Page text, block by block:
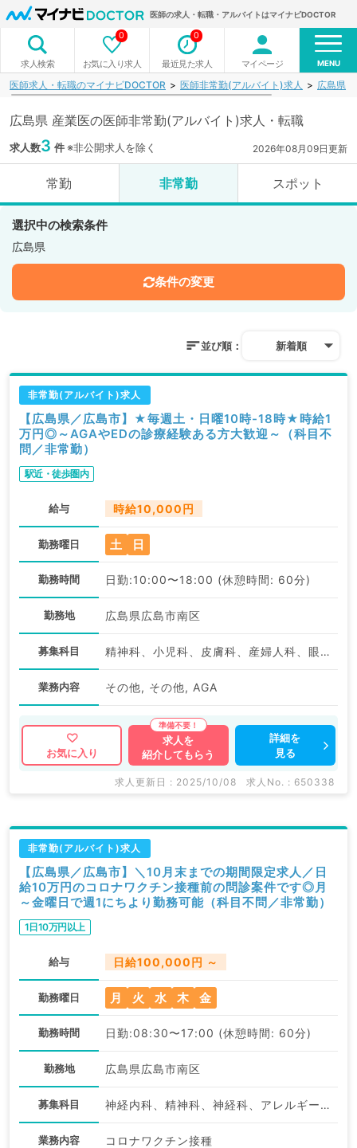
医師の求人・転職・アルバイトはマイナビDOCTOR
求人検索 お気に入り求人
0
最近見た求人
0
マイページ MENU
医師求人・転職のマイナビDOCTOR 医師非常勤(アルバイト)求人 広島県
広島県 産業医の医師非常勤(アルバイト)求人・転職
求人数3 件※非公開求人を除く 2026年08月09日更新
常勤 非常勤 スポット
選択中の検索条件
広島県
条件の変更
並び順： 新着順
非常勤(アルバイト)求人
【広島県／広島市】★毎週土・日曜10時-18時★時給1
万円◎～AGAやEDの診療経験ある方大歓迎～（科目不
問／非常勤）
駅近・徒歩圏内
給与 時給10,000円
勤務曜日 土 日
勤務時間 日勤:10:00〜18:00 (休憩時間: 60分)
勤務地 広島県広島市南区
募集科目 精神科、小児科、皮膚科、産婦人科、眼科、耳鼻咽喉科、放射線科、麻酔科、一般内科、外科系全般、一般外科、美容皮膚科、健診・人間ドック、産業医
業務内容 その他, その他, AGA
お気に入り
求人を
紹介してもらう
詳細を
見る
求人更新日 : 2025/10/08 求人No. : 650338
非常勤(アルバイト)求人
【広島県／広島市】＼10月末までの期間限定求人／日
給10万円のコロナワクチン接種前の問診案件です◎月
～金曜日で週1にちより勤務可能（科目不問／非常勤）
1日10万円以上
給与 日給100,000円 ～
勤務曜日 月 火 水 木 金
勤務時間 日勤:08:30〜17:00 (休憩時間: 60分)
勤務地 広島県広島市南区
募集科目 神経内科、精神科、神経科、アレルギー科、リウマチ科、小児科、整形外科、形成外科、美容外科、脳神経外科、呼吸器外科、心臓血管外科、小児外科、皮膚科、泌尿器科、産婦人科、産科、婦人科、眼科、耳鼻咽喉科、気管食道科、放射線科、リハビリテーション科、麻酔科、ペインクリニック、人工透析科、緩和ケア科、一般内科、循環器内科、呼吸器内科、消化器内科、内分泌・代謝内科、腎臓内科、老年内科、血液内科、外科系全般、一般外科、消化器外科、乳腺外科、総合診療科、美容皮膚科、健診・人間ドック、救急科・ＩＣＵ、病理科、基礎医学系、膠原病科、スポーツ整形外科、大腸・肛門外科、産業医
業務内容 コロナワクチン接種